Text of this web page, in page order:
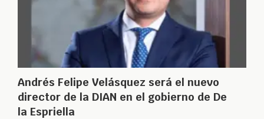
Andrés Felipe Velásquez será el nuevo
director de la DIAN en el gobierno de De
la Espriella